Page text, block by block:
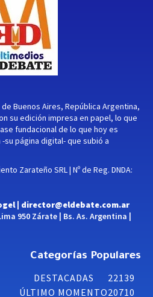
Buenos Aires, República Argentina,
su edición impresa en papel, lo que
fundacional de lo que hoy es
-su página digital- que subió a
Zarateño SRL | Nº de Reg. DNDA:
| director@eldebate.com.ar
950 Zárate | Bs. As. Argentina |
Categorías Populares
DESTACADAS
22139
ÚLTIMO MOMENTO20710